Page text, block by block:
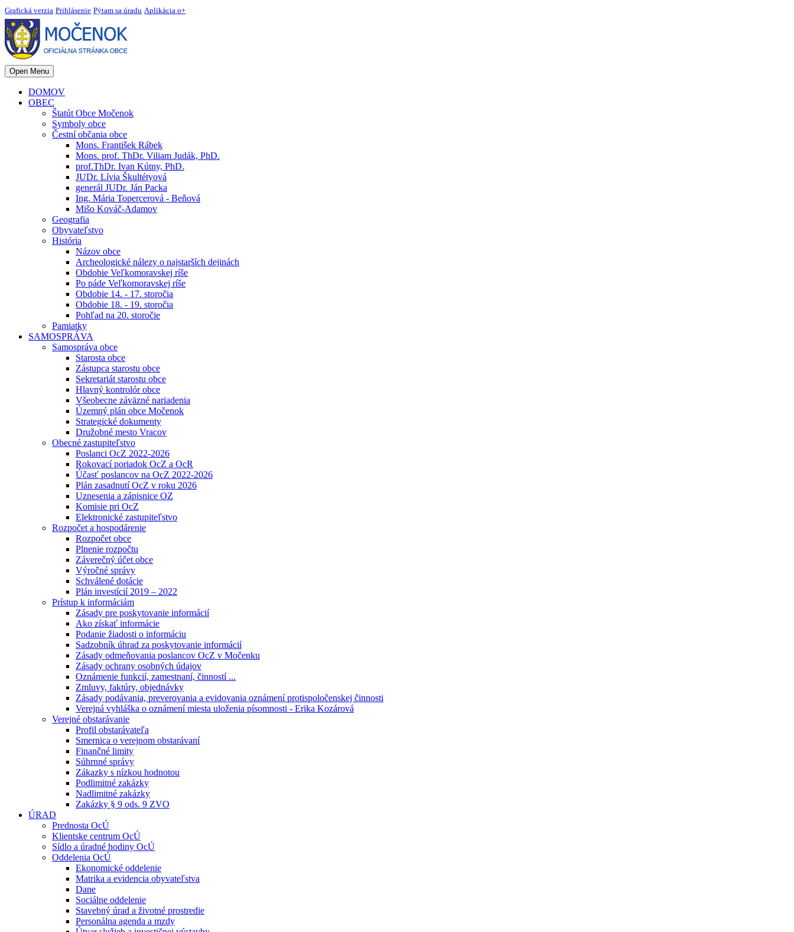
Grafická verzia Prihlásenie Pýtam sa úradu Aplikácia o+
Open Menu
DOMOV
OBEC
Štatút Obce Močenok
Symboly obce
Čestní občania obce
Mons. František Rábek
Mons. prof. ThDr. Viliam Judák, PhD.
prof.ThDr. Ivan Kútny, PhD.
JUDr. Lívia Škultétyová
generál JUDr. Ján Packa
Ing. Mária Topercerová - Beňová
Mišo Kováč-Adamov
Geografia
Obyvateľstvo
História
Názov obce
Archeologické nálezy o najstarších dejinách
Obdobie Veľkomoravskej ríše
Po páde Veľkomoravskej ríše
Obdobie 14. - 17. storočia
Obdobie 18. - 19. storočia
Pohľad na 20. storočie
Pamiatky
SAMOSPRÁVA
Samospráva obce
Starosta obce
Zástupca starostu obce
Sekretariát starostu obce
Hlavný kontrolór obce
Všeobecne záväzné nariadenia
Územný plán obce Močenok
Strategické dokumenty
Družobné mesto Vracov
Obecné zastupiteľstvo
Poslanci OcZ 2022-2026
Rokovací poriadok OcZ a OcR
Účasť poslancov na OcZ 2022-2026
Plán zasadnutí OcZ v roku 2026
Uznesenia a zápisnice OZ
Komisie pri OcZ
Elektronické zastupiteľstvo
Rozpočet a hospodárenie
Rozpočet obce
Plnenie rozpočtu
Záverečný účet obce
Výročné správy
Schválené dotácie
Plán investícií 2019 – 2022
Prístup k informáciám
Zásady pre poskytovanie informácií
Ako získať informácie
Podanie žiadosti o informáciu
Sadzobník úhrad za poskytovanie informácií
Zásady odmeňovania poslancov OcZ v Močenku
Zásady ochrany osobných údajov
Oznámenie funkcií, zamestnaní, činností ...
Zmluvy, faktúry, objednávky
Zásady podávania, preverovania a evidovania oznámení protispoločenskej činnosti
Verejná vyhláška o oznámení miesta uloženia písomnosti - Erika Kozárová
Verejné obstarávanie
Profil obstarávateľa
Smernica o verejnom obstarávaní
Finančné limity
Súhrnné správy
Zákazky s nízkou hodnotou
Podlimitné zakázky
Nadlimitné zakázky
Zakázky § 9 ods. 9 ZVO
ÚRAD
Prednosta OcÚ
Klientske centrum OcÚ
Sídlo a úradné hodiny OcÚ
Oddelenia OcÚ
Ekonomické oddelenie
Matrika a evidencia obyvateľstva
Dane
Sociálne oddelenie
Stavebný úrad a životné prostredie
Personálna agenda a mzdy